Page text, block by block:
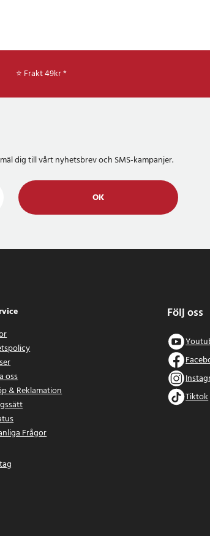
⭐ Frakt 49kr *
dig till vårt nyhetsbrev och SMS-kampanjer.
OK
oss
& Reklamation
Frågor
Följ oss
Tiktok